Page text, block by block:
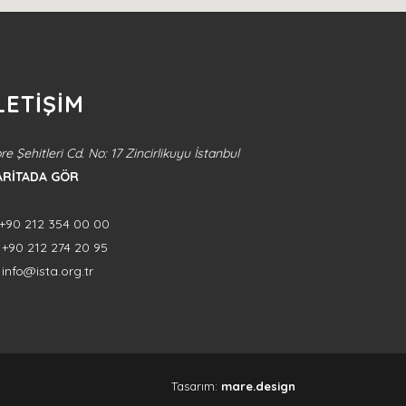
Şehitleri Cd. No: 17 Zincirlikuyu İstanbul
GÖR
212 354 00 00
212 274 20 95
info@ista.org.tr
Tasarım: mare.design